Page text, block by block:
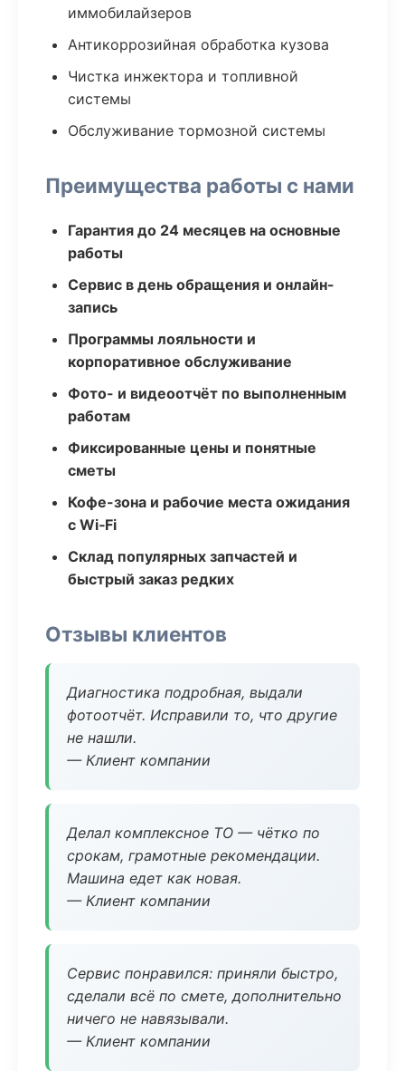
иммобилайзеров
Антикоррозийная обработка кузова
Чистка инжектора и топливной
системы
Обслуживание тормозной системы
Преимущества работы с нами
Гарантия до 24 месяцев на основные
работы
Сервис в день обращения и онлайн-
запись
Программы лояльности и
корпоративное обслуживание
Фото- и видеоотчёт по выполненным
работам
Фиксированные цены и понятные
сметы
Кофе-зона и рабочие места ожидания
с Wi‑Fi
Склад популярных запчастей и
быстрый заказ редких
Отзывы клиентов
Диагностика подробная, выдали
фотоотчёт. Исправили то, что другие
не нашли.
— Клиент компании
Делал комплексное ТО — чётко по
срокам, грамотные рекомендации.
Машина едет как новая.
— Клиент компании
Сервис понравился: приняли быстро,
сделали всё по смете, дополнительно
ничего не навязывали.
— Клиент компании